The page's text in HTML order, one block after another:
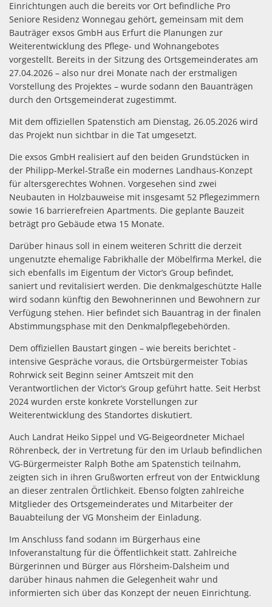
Einrichtungen auch die bereits vor Ort befindliche Pro
Seniore Residenz Wonnegau gehört, gemeinsam mit dem
Bauträger exsos GmbH aus Erfurt die Planungen zur
Weiterentwicklung des Pflege- und Wohnangebotes
vorgestellt. Bereits in der Sitzung des Ortsgemeinderates am
27.04.2026 – also nur drei Monate nach der erstmaligen
Vorstellung des Projektes – wurde sodann den Bauanträgen
durch den Ortsgemeinderat zugestimmt.
Mit dem offiziellen Spatenstich am Dienstag, 26.05.2026 wird
das Projekt nun sichtbar in die Tat umgesetzt.
Die exsos GmbH realisiert auf den beiden Grundstücken in
der Philipp-Merkel-Straße ein modernes Landhaus-Konzept
für altersgerechtes Wohnen. Vorgesehen sind zwei
Neubauten in Holzbauweise mit insgesamt 52 Pflegezimmern
sowie 16 barrierefreien Apartments. Die geplante Bauzeit
beträgt pro Gebäude etwa 15 Monate.
Darüber hinaus soll in einem weiteren Schritt die derzeit
ungenutzte ehemalige Fabrikhalle der Möbelfirma Merkel, die
sich ebenfalls im Eigentum der Victor’s Group befindet,
saniert und revitalisiert werden. Die denkmalgeschützte Halle
wird sodann künftig den Bewohnerinnen und Bewohnern zur
Verfügung stehen. Hier befindet sich Bauantrag in der finalen
Abstimmungsphase mit den Denkmalpflegebehörden.
Dem offiziellen Baustart gingen – wie bereits berichtet -
intensive Gespräche voraus, die Ortsbürgermeister Tobias
Rohrwick seit Beginn seiner Amtszeit mit den
Verantwortlichen der Victor’s Group geführt hatte. Seit Herbst
2024 wurden erste konkrete Vorstellungen zur
Weiterentwicklung des Standortes diskutiert.
Auch Landrat Heiko Sippel und VG-Beigeordneter Michael
Röhrenbeck, der in Vertretung für den im Urlaub befindlichen
VG-Bürgermeister Ralph Bothe am Spatenstich teilnahm,
zeigten sich in ihren Grußworten erfreut von der Entwicklung
an dieser zentralen Örtlichkeit. Ebenso folgten zahlreiche
Mitglieder des Ortsgemeinderates und Mitarbeiter der
Bauabteilung der VG Monsheim der Einladung.
Im Anschluss fand sodann im Bürgerhaus eine
Infoveranstaltung für die Öffentlichkeit statt. Zahlreiche
Bürgerinnen und Bürger aus Flörsheim-Dalsheim und
darüber hinaus nahmen die Gelegenheit wahr und
informierten sich über das Konzept der neuen Einrichtung.